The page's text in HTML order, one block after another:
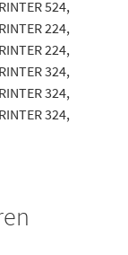
524,
224,
224,
324,
324,
324,